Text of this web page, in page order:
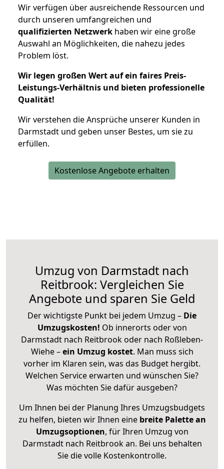
Wir verfügen über ausreichende Ressourcen und
durch unseren umfangreichen und
qualifizierten Netzwerk haben wir eine große
Auswahl an Möglichkeiten, die nahezu jedes
Problem löst.
Wir legen großen Wert auf ein faires Preis-
Leistungs-Verhältnis und bieten professionelle
Qualität!
Wir verstehen die Ansprüche unserer Kunden in
Darmstadt und geben unser Bestes, um sie zu
erfüllen.
Kostenlose Angebote erhalten
Umzug von Darmstadt nach
Reitbrook: Vergleichen Sie
Angebote und sparen Sie Geld
Der wichtigste Punkt bei jedem Umzug – Die
Umzugskosten! Ob innerorts oder von
Darmstadt nach Reitbrook oder nach Roßleben-
Wiehe –ein Umzug kostet. Man muss sich
vorher im Klaren sein, was das Budget hergibt.
Welchen Service erwarten und wünschen Sie?
Was möchten Sie dafür ausgeben?
Um Ihnen bei der Planung Ihres Umzugsbudgets
zu helfen, bieten wir Ihnen eine breite Palette an
Umzugsoptionen, für Ihren Umzug von
Darmstadt nach Reitbrook an. Bei uns behalten
Sie die volle Kostenkontrolle.